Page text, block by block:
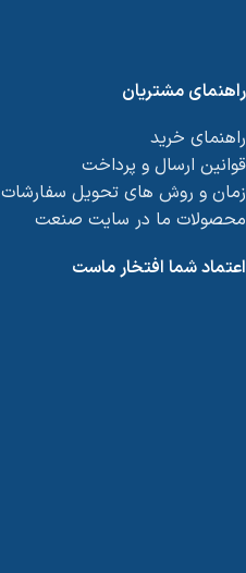
راهنمای مشتریان
راهنمای خرید
قوانین ارسال و پرداخت
زمان و روش های تحویل سفارشات
محصولات ما در سایت صنعت
اعتماد شما افتخار ماست